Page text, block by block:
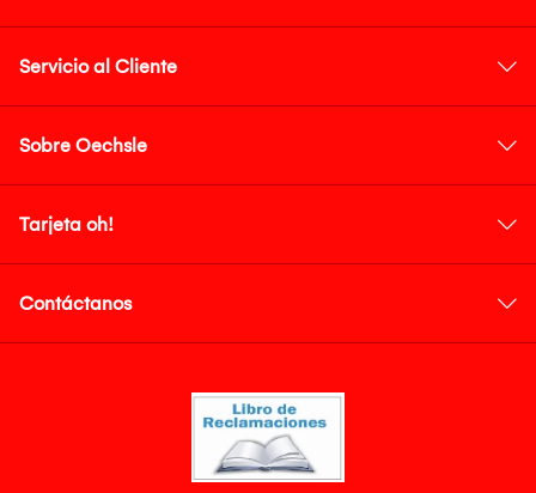
Servicio al Cliente
Sobre Oechsle
Tarjeta oh!
Contáctanos